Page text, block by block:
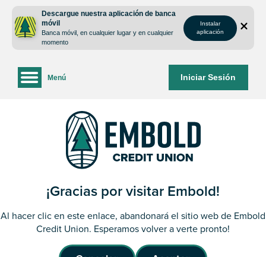
contenido
inicio
Descargue nuestra aplicación de banca
móvil
Banca móvil, en cualquier lugar y en cualquier
momento
Instalar
aplicación
Iniciar Sesión
Menú
¡Gracias por visitar Embold!
Al hacer clic en este enlace, abandonará el sitio web de Embold
Credit Union. Esperamos volver a verte pronto!